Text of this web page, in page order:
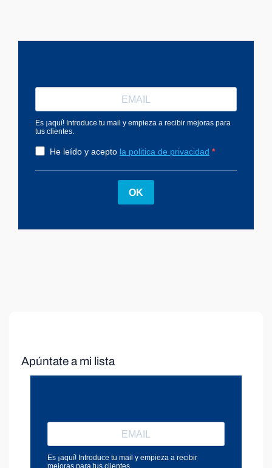
Apúntate a mi lista